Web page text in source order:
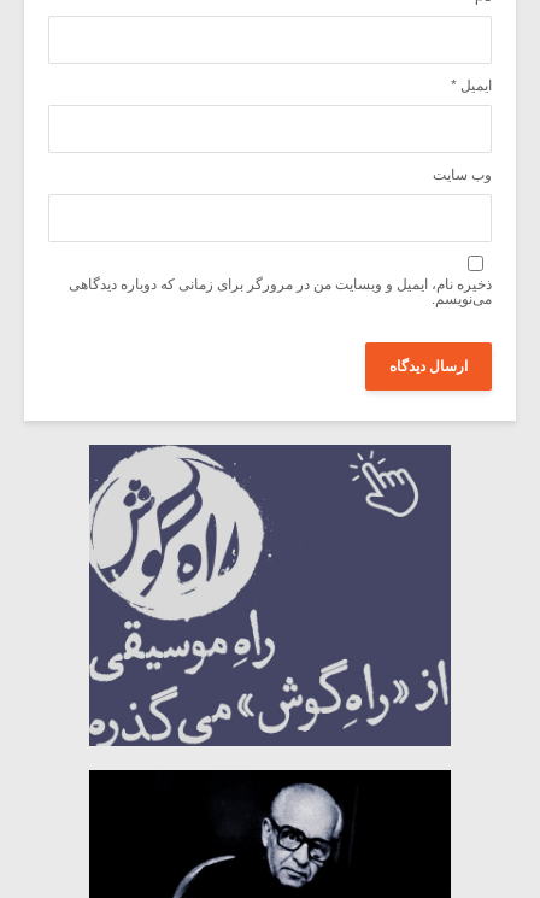
ایمیل *
وب‌ سایت
ذخیره نام، ایمیل و وبسایت من در مرورگر برای زمانی که دوباره دیدگاهی
می‌نویسم.